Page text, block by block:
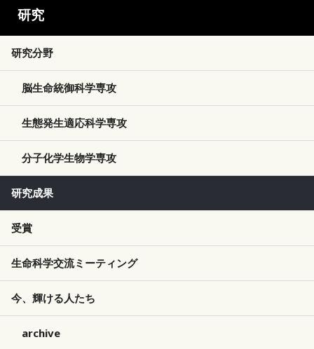
研究
研究分野
脳生命統御科学専攻
生態発生適応科学専攻
分子化学生物学専攻
研究成果
受賞
生命科学交流ミーティング
今、輝ける人たち
archive